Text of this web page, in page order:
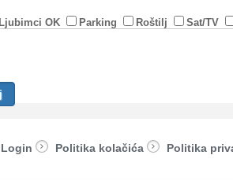
Ljubimci OK Parking Roštilj
Sat/TV
Login Politika kolačića Politika